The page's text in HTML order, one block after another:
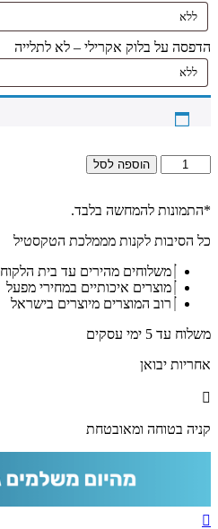
הדפסה על בלוק אקרילי – לא לתלייה
כמות
של
-
אשר
בזהב
זכוכית
קליר
ושקופה
הוספה לסל
*התמונות להמחשה בלבד.
כל הסיבות לקנות מממלכת הטקסטיל
משלוחים מהירים עד בית הלקוח
מוצרים איכותיים במחירי מפעל
רוב המוצרים מיוצרים בישראל
משלוח עד 5 ימי עסקים
אחריות יבואן
קניה בטוחה ומאובטחת